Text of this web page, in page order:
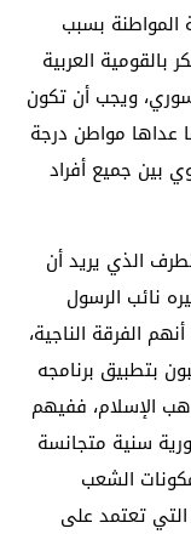
المواطنة بسبب
بالقومية العربية
ويجب أن تكون
عداها مواطن درجة
بين جميع أفراد
الذي يريد أن
نائب الرسول
الفرقة الناجية،
بتطبيق برنامجه
الإسلام، ففيهم
سنية متجانسة
الشعب
تعتمد على